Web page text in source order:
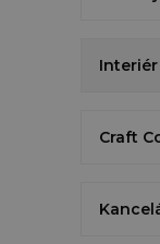
Interiér
Craft